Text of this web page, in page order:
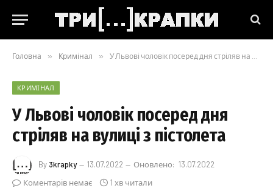
Головна » Кримінал » У Львові чоловік посеред дня стріляв на вулиці з пістолета
КРИМІНАЛ
У Львові чоловік посеред дня
стріляв на вулиці з пістолета
By 3krapky 13.07.2022 Оновлено: 13.07.2022
Коментарів немає
1 хв читали